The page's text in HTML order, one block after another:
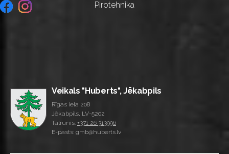
Pirotehnika
Veikals "Huberts", Jēkabpils
Rīgas iela 208
Jēkabpils, LV-5202
Tālrunis: +371 26 313996
E-pasts: gmb@huberts.lv